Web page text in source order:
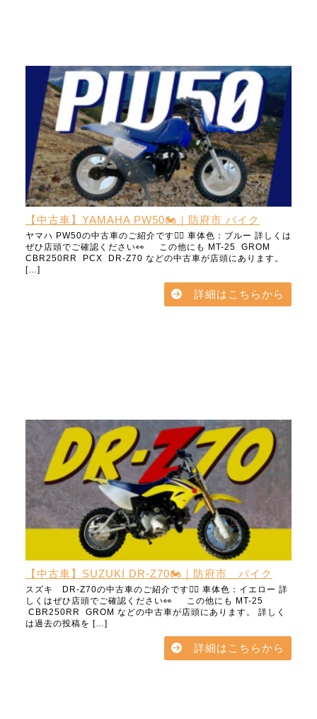
【中古車】YAMAHA PW50🏍️｜防府市 バイク
ヤマハ PW50の中古車のご紹介です💁‍♀️ 車体色：ブルー 詳しくは
ぜひ店頭でご確認ください👀 この他にも MT-25 GROM
CBR250RR PCX DR-Z70 などの中古車が店頭にあります。
[…]
詳細はこちらから
【中古車】SUZUKI DR-Z70🏍️｜防府市 バイク
スズキ DR-Z70の中古車のご紹介です💁‍♀️ 車体色：イエロー 詳
しくはぜひ店頭でご確認ください👀 この他にも MT-25
CBR250RR GROM などの中古車が店頭にあります。 詳しく
は過去の投稿を […]
詳細はこちらから